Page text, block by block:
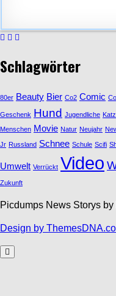
Schlagwörter
80er Beauty Bier Co2 Comic
Geschenk Hund Jugendliche
Menschen Movie Natur Neujahr
Jr Russland Schnee Schule Scifi
Umwelt Verrückt Video
Zukunft
Picdumps News Storys
Design by